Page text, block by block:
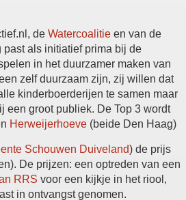
de Watercoalitie en van de
past als initiatief prima bij de
in het duurzamer maken van
zelf duurzaam zijn, zij willen dat
kinderboerderijen te samen maar
een groot publiek. De Top 3 wordt
Herweijerhoeve (beide Den Haag)
Schouwen Duiveland) de prijs
De prijzen: een optreden van een
RRS voor een kijkje in het riool,
in ontvangst genomen.